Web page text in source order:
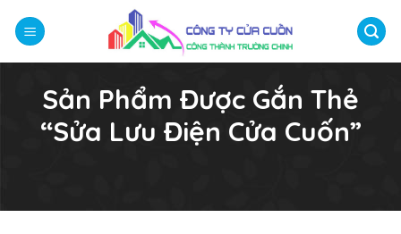
qua
Sản Phẩm Được Gắn Thẻ
“sửa Lưu Điện Cửa Cuốn”